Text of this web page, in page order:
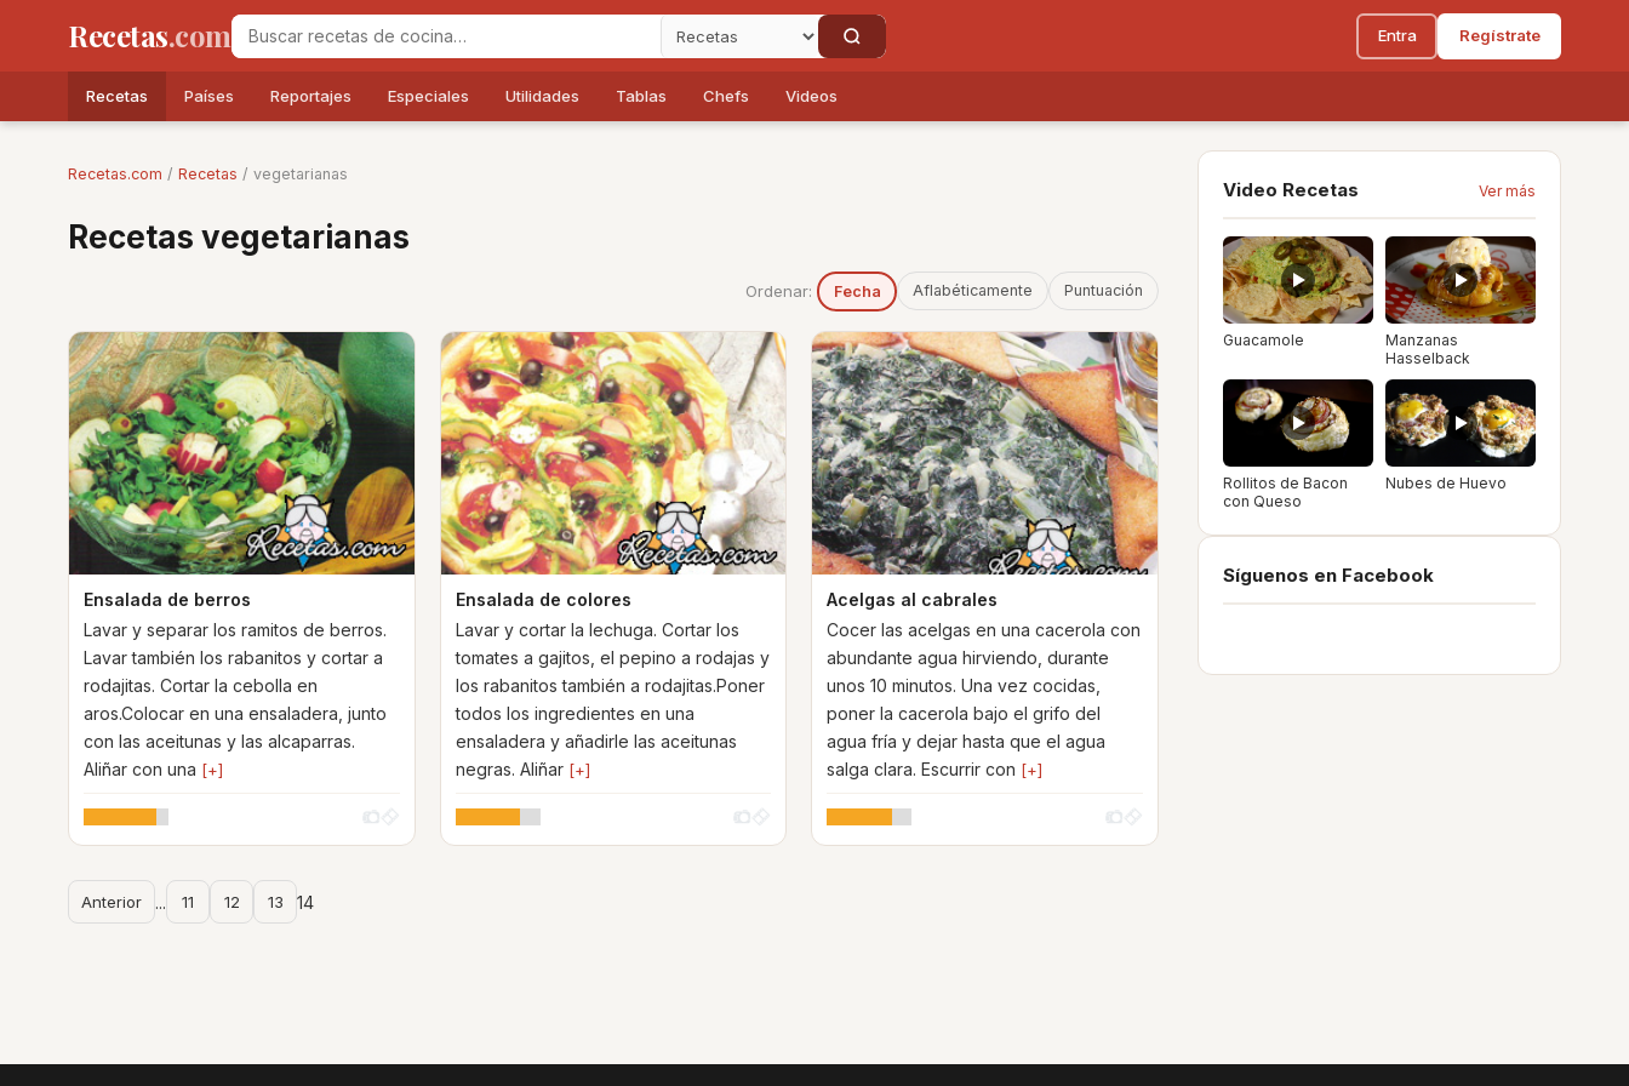
Recetas.com Entra Regístrate
Recetas Países Reportajes Especiales Utilidades Tablas Chefs Videos
Recetas.com / Recetas / vegetarianas
Recetas vegetarianas
Ordenar: Fecha Aflabéticamente Puntuación
Ensalada de berros
Lavar y separar los ramitos de berros.
Lavar también los rabanitos y cortar a
rodajitas. Cortar la cebolla en
aros.Colocar en una ensaladera, junto
con las aceitunas y las alcaparras.
Aliñar con una [+]
Ensalada de colores
Lavar y cortar la lechuga. Cortar los
tomates a gajitos, el pepino a rodajas y
los rabanitos también a rodajitas.Poner
todos los ingredientes en una
ensaladera y añadirle las aceitunas
negras. Aliñar [+]
Acelgas al cabrales
Cocer las acelgas en una cacerola con
abundante agua hirviendo, durante
unos 10 minutos. Una vez cocidas,
poner la cacerola bajo el grifo del
agua fría y dejar hasta que el agua
salga clara. Escurrir con [+]
Anterior ... 11 12 13 14
Video Recetas Ver más
Guacamole
Manzanas
Hasselback
Rollitos de Bacon
con Queso
Nubes de Huevo
Síguenos en Facebook